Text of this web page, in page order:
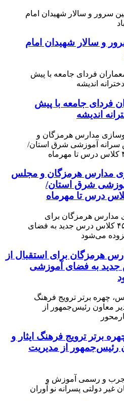
و سالار شهیدان امام
فردای جامعه با پیش
اندیشه
مدارس هرمزگان و مجلس
شرق استان/
هرمزگان برای استقبال از
درس جدید به فضای آموزشی
برتر ترویج فرهنگ ایثار و
رئیس‌جمهور از مدیریت